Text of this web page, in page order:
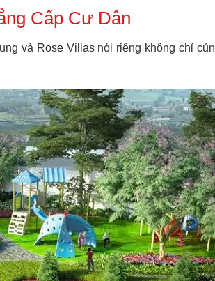
Cấp Cư Dân
và Rose Villas nói riêng không chỉ